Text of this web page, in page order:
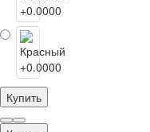
Купить